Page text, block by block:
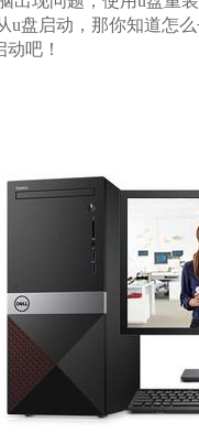
u盘启动，那你知道怎
吧！